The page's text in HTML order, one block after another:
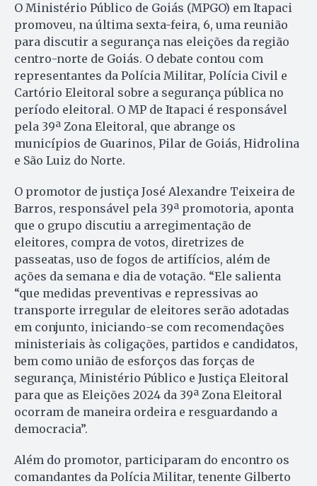
O Ministério Público de Goiás (MPGO) em Itapaci
promoveu, na última sexta-feira, 6, uma reunião
para discutir a segurança nas eleições da região
centro-norte de Goiás. O debate contou com
representantes da Polícia Militar, Polícia Civil e
Cartório Eleitoral sobre a segurança pública no
período eleitoral. O MP de Itapaci é responsável
pela 39ª Zona Eleitoral, que abrange os
municípios de Guarinos, Pilar de Goiás, Hidrolina
e São Luiz do Norte.
O promotor de justiça José Alexandre Teixeira de
Barros, responsável pela 39ª promotoria, aponta
que o grupo discutiu a arregimentação de
eleitores, compra de votos, diretrizes de
passeatas, uso de fogos de artifícios, além de
ações da semana e dia de votação. “Ele salienta
“que medidas preventivas e repressivas ao
transporte irregular de eleitores serão adotadas
em conjunto, iniciando-se com recomendações
ministeriais às coligações, partidos e candidatos,
bem como união de esforços das forças de
segurança, Ministério Público e Justiça Eleitoral
para que as Eleições 2024 da 39ª Zona Eleitoral
ocorram de maneira ordeira e resguardando a
democracia”.
Além do promotor, participaram do encontro os
comandantes da Polícia Militar, tenente Gilberto